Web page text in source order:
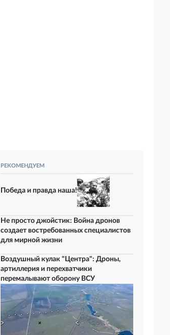
РЕКОМЕНДУЕМ
Победа и правда наша!
Не просто джойстик: Война дронов
создает востребованных специалистов
для мирной жизни
Воздушный кулак "Центра": Дроны,
артиллерия и перехватчики
перемалывают оборону ВСУ